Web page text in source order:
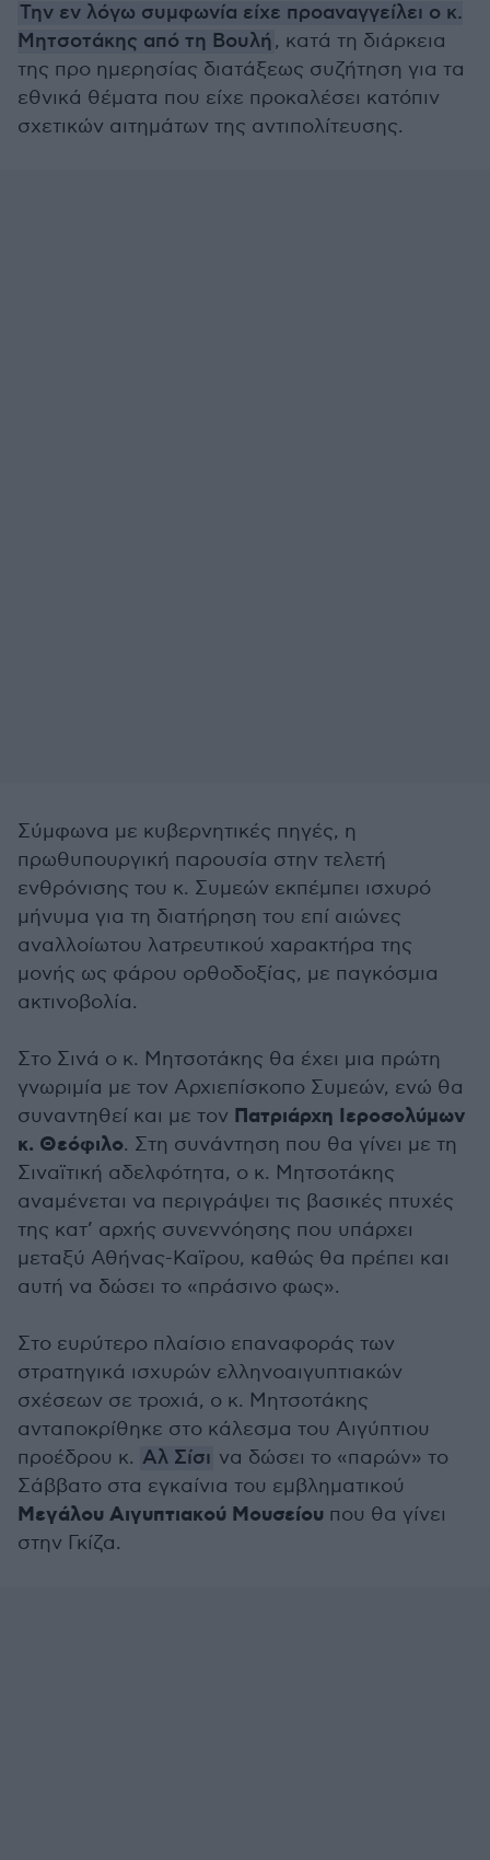
Την εν λόγω συμφωνία είχε προαναγγείλει ο κ.
Μητσοτάκης από τη Βουλή, κατά τη διάρκεια
της προ ημερησίας διατάξεως συζήτηση για τα
εθνικά θέματα που είχε προκαλέσει κατόπιν
σχετικών αιτημάτων της αντιπολίτευσης.
Σύμφωνα με κυβερνητικές πηγές, η
πρωθυπουργική παρουσία στην τελετή
ενθρόνισης του κ. Συμεών εκπέμπει ισχυρό
μήνυμα για τη διατήρηση του επί αιώνες
αναλλοίωτου λατρευτικού χαρακτήρα της
μονής ως φάρου ορθοδοξίας, με παγκόσμια
ακτινοβολία.
Στο Σινά ο κ. Μητσοτάκης θα έχει μια πρώτη
γνωριμία με τον Αρχιεπίσκοπο Συμεών, ενώ θα
συναντηθεί και με τον Πατριάρχη Ιεροσολύμων
κ. Θεόφιλο. Στη συνάντηση που θα γίνει με τη
Σιναϊτική αδελφότητα, ο κ. Μητσοτάκης
αναμένεται να περιγράψει τις βασικές πτυχές
της κατ’ αρχής συνεννόησης που υπάρχει
μεταξύ Αθήνας-Καϊρου, καθώς θα πρέπει και
αυτή να δώσει το «πράσινο φως».
Στο ευρύτερο πλαίσιο επαναφοράς των
στρατηγικά ισχυρών ελληνοαιγυπτιακών
σχέσεων σε τροχιά, ο κ. Μητσοτάκης
ανταποκρίθηκε στο κάλεσμα του Αιγύπτιου
προέδρου κ. Αλ Σίσι να δώσει το «παρών» το
Σάββατο στα εγκαίνια του εμβληματικού
Μεγάλου Αιγυπτιακού Μουσείου που θα γίνει
στην Γκίζα.